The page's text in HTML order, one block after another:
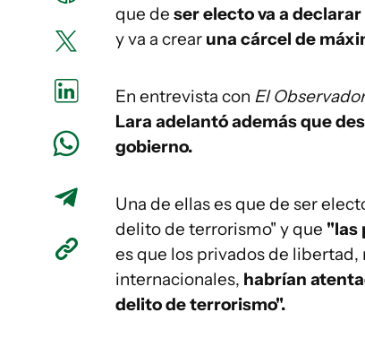
que de ser electo va a
y va a crear una cárcel de
En entrevista con El Observador
Lara adelantó además que
gobierno.
Una de ellas es que de ser
delito de terrorismo" y que "las
es que los privados de
internacionales, habrían
delito de terrorismo".